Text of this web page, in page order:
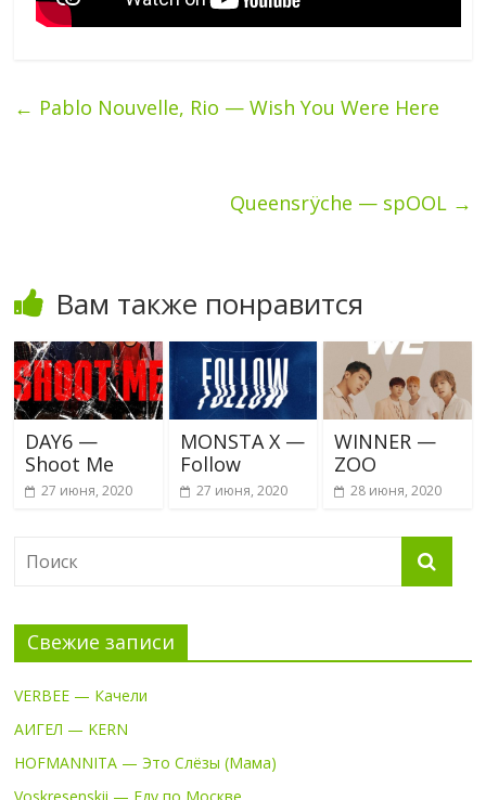
← Pablo Nouvelle, Rio — Wish You Were Here
Queensrÿche — spOOL →
Вам также понравится
DAY6 —
Shoot Me
27 июня, 2020
MONSTA X —
Follow
27 июня, 2020
WINNER —
ZOO
28 июня, 2020
Свежие записи
VERBEE — Качели
АИГЕЛ — KERN
HOFMANNITA — Это Слёзы (Мама)